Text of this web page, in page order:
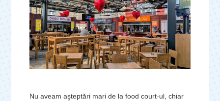
Nu aveam aşteptări mari de la food court-ul, chiar